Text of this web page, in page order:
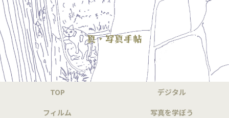
真・写真手帖
TOP
デジタル
フィルム
写真を学ぼう